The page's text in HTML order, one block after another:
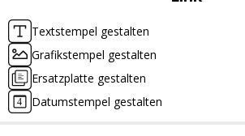
Textstempel gestalten
Grafikstempel gestalten
Ersatzplatte gestalten
Datumstempel gestalten